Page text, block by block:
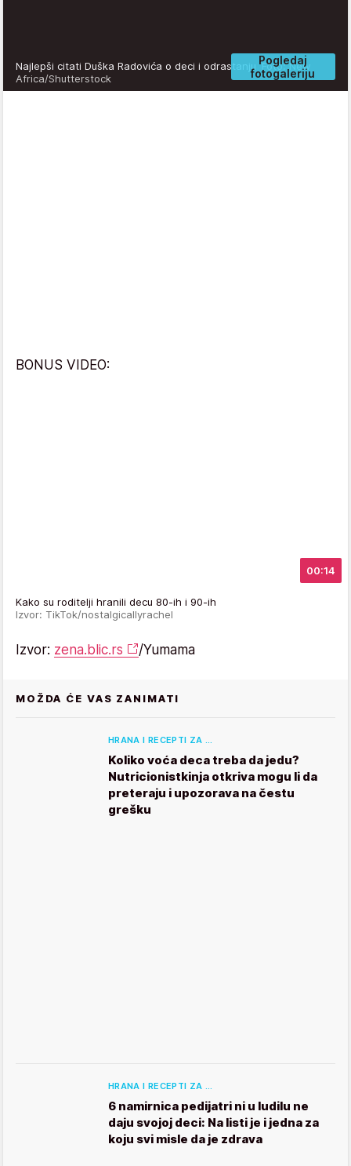
Pogledaj
fotogaleriju
Najlepši citati Duška Radovića o deci i odrastanjuFoto: New
Africa/Shutterstock
BONUS VIDEO:
00:14
Kako su roditelji hranili decu 80-ih i 90-ih
Izvor: TikTok/nostalgicallyrachel
Izvor: zena.blic.rs /Yumama
MOŽDA ĆE VAS ZANIMATI
HRANA I RECEPTI ZA …
Koliko voća deca treba da jedu?
Nutricionistkinja otkriva mogu li da
preteraju i upozorava na čestu
grešku
HRANA I RECEPTI ZA …
6 namirnica pedijatri ni u ludilu ne
daju svojoj deci: Na listi je i jedna za
koju svi misle da je zdrava